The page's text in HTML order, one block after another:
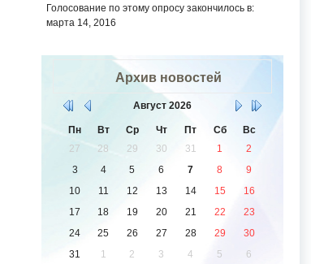
Голосование по этому опросу закончилось в:
марта 14, 2016
Архив новостей
Август 2026
Пн Вт Ср Чт Пт Сб
Вс
27
28 29 30 31 1
2
3
4 5 6 7 8
9
10
11 12 13 14 15
16
17
18 19 20 21 22
23
24
25 26 27 28 29
30
31
1 2 3 4 5 6